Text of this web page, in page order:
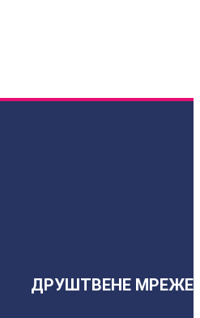
ДРУШТВЕНЕ МРЕЖЕ